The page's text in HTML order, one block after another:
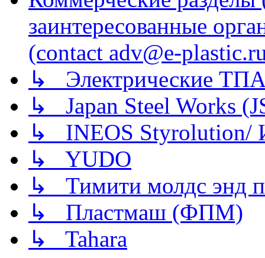
заинтересованные
(contact adv@e-
↳ Электрические
↳ Japan Steel Works
↳ INEOS
↳ YUDO
↳ Тимити молдс энд
↳ Пластмаш (ФПМ)
↳ Tahara